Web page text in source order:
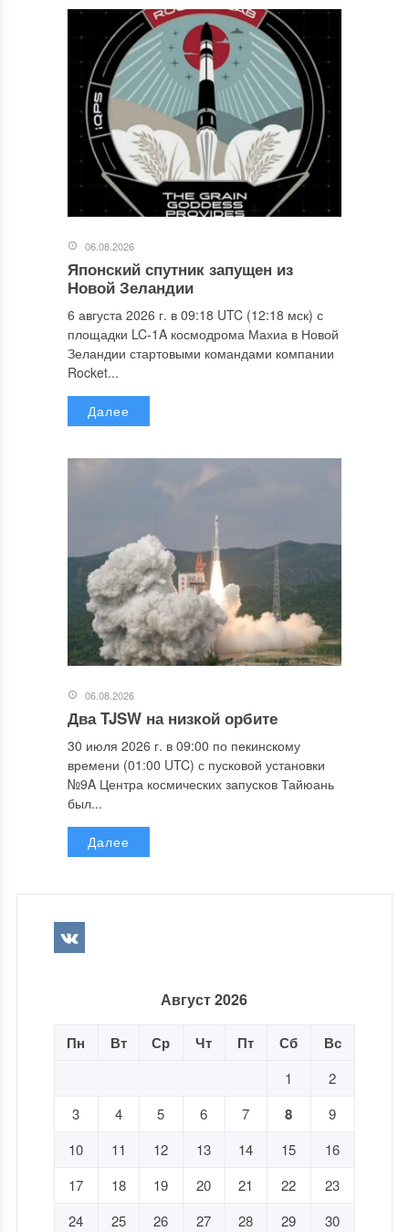
06.08.2026
Японский спутник запущен из
Новой Зеландии
6 августа 2026 г. в 09:18 UTC (12:18 мск) с
площадки LC-1A космодрома Махиа в Новой
Зеландии стартовыми командами компании
Rocket...
Далее
06.08.2026
Два TJSW на низкой орбите
30 июля 2026 г. в 09:00 по пекинскому
времени (01:00 UTC) с пусковой установки
№9A Центра космических запусков Тайюань
был...
Далее
Август 2026
Пн Вт Ср Чт Пт Сб Вс
1
2
3
4 5 6 7 8
9
10
11 12 13 14 15
16
17
18 19 20 21 22
23
24
25 26 27 28 29
30